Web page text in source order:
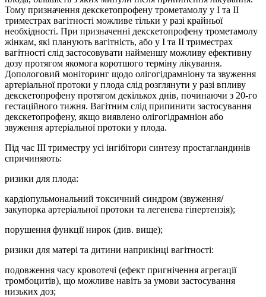
Тому призначення декскетопрофену трометамолу у І та ІІ
триместрах вагітності можливе тільки у разі крайньої
необхідності. При призначенні декскетопрофену трометамолу
жінкам, які планують вагітність, або у І та ІІ триместрах
вагітності слід застосовувати найменшу можливу ефективну
дозу протягом якомога коротшого терміну лікування.
Допологовий моніторинг щодо олігогідрамніону та звуження
артеріальної протоки у плода слід розглянути у разі впливу
декскетопрофену протягом декількох днів, починаючи з 20-го
гестаційного тижня. Вагітним слід припинити застосування
декскетопрофену, якщо виявлено олігогідрамніон або
звуження артеріальної протоки у плода.
Під час ІІІ триместру усі інгібітори синтезу простагландинів
спричиняють:
ризики для плода:
кардіопульмональний токсичний синдром (звуження/
закупорка артеріальної протоки та легенева гіпертензія);
порушення функції нирок (див. вище);
ризики для матері та дитини наприкінці вагітності:
подовження часу кровотечі (ефект пригнічення агрегації
тромбоцитів), що можливе навіть за умови застосування
низьких доз;